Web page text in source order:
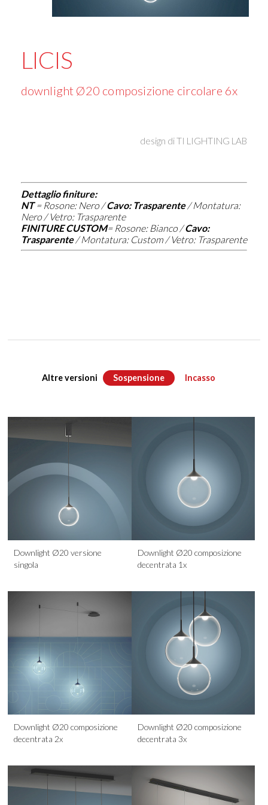
LICIS
downlight Ø20 composizione circolare 6x
design diTI LIGHTING LAB
Dettaglio finiture:
NT= Rosone: Nero /Cavo: Trasparente/ Montatura:
Nero / Vetro: Trasparente
FINITURE CUSTOM= Rosone: Bianco /Cavo:
Trasparente/ Montatura: Custom / Vetro: Trasparente